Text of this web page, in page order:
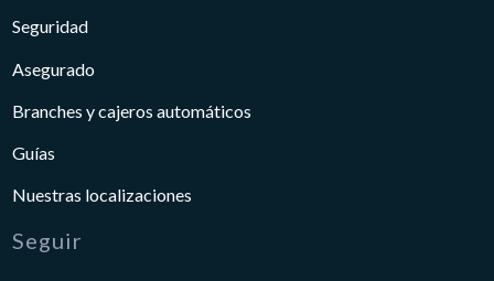
Seguridad
Asegurado
Branches y cajeros automáticos
Guías
Nuestras localizaciones
Seguir